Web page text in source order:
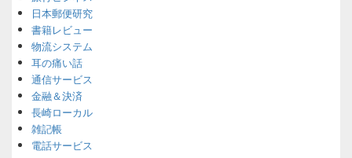
日本郵便研究
書籍レビュー
物流システム
耳の痛い話
通信サービス
金融＆決済
長崎ローカル
雑記帳
電話サービス